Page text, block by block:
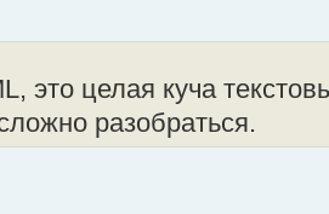
это целая куча
разобраться.